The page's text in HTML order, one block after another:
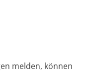
melden, können